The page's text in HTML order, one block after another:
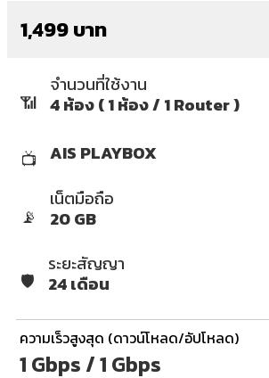
1,499 บาท
📶
จำนวนที่ใช้งาน
4 ห้อง ( 1 ห้อง / 1 Router )
📺 AIS PLAYBOX
📡
เน็ตมือถือ
20 GB
🛡️
ระยะสัญญา
24 เดือน
ความเร็วสูงสุด (ดาวน์โหลด/อัปโหลด)
1 Gbps / 1 Gbps